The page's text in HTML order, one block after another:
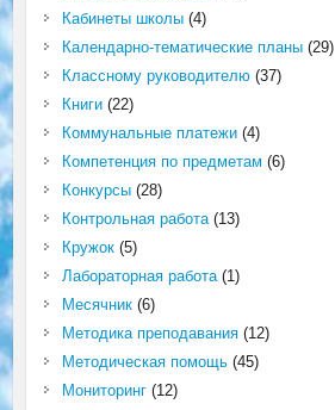
Кабинеты школы(4)
Календарно-тематические планы(29)
Классному руководителю(37)
Книги(22)
Коммунальные платежи(4)
Компетенция по предметам (6)
Конкурсы(28)
Контрольная работа(13)
Кружок(5)
Лабораторная работа(1)
Месячник(6)
Методика преподавания(12)
Методическая помощь(45)
Мониторинг(12)